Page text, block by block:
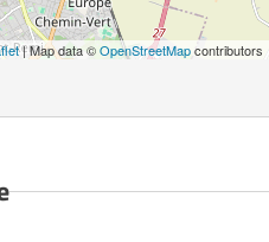
| Map data ©OpenStreetMapcontributors